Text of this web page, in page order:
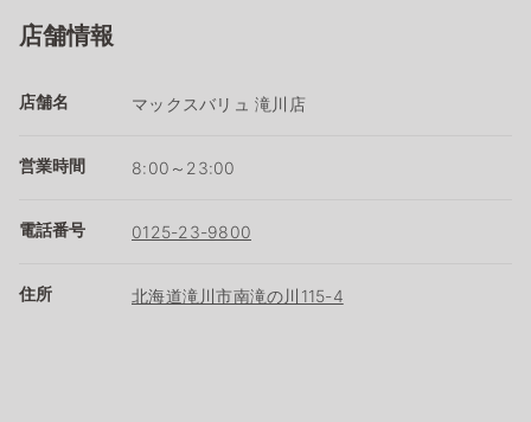
店舗情報
店舗名 マックスバリュ 滝川店
営業時間 8:00～23:00
電話番号 0125-23-9800
住所 北海道滝川市南滝の川115-4